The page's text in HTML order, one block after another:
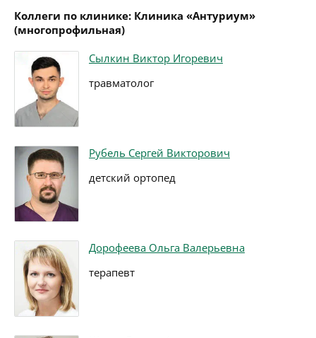
Коллеги по клинике: Клиника «Антуриум»
(многопрофильная)
Сылкин Виктор Игоревич
травматолог
Рубель Сергей Викторович
детский ортопед
Дорофеева Ольга Валерьевна
терапевт